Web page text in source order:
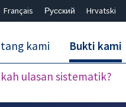
Français Русский Hrvatski
kami Bukti kami
ulasan sistematik?